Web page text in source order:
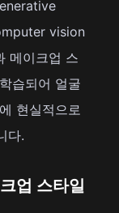
vision
메이크업 스
습되어 얼굴
현실적으로
다.
업 스타일